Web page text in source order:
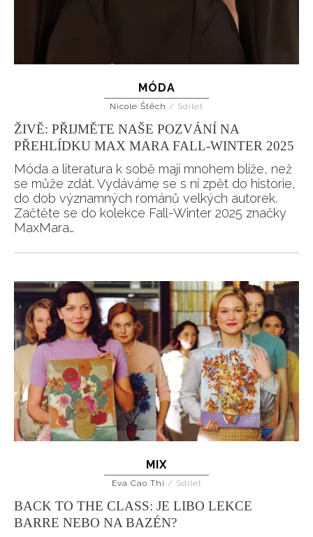
Obchodními
podmínkami společnosti BurdaMedia Extra s.r.o.
ochrany soukromí- BurdaMedia Extra s.r.o. bude s
Vašimi údaji pracovat zejména k organizaci a
vyhodnocení akce a zasílání novinek.
Chcete navíc dostávat i další zajímavé a exkluzivní
informace od našich partnerů? Pokud souhlasíte se
soukromí BurdaMedia Extra s.r.o., zaškrtněte toto pole.
MÓDA
Nicole Štěch / Sdílet
ŽIVĚ: PŘIJMĚTE NAŠE POZVÁNÍ NA
PŘEHLÍDKU MAX MARA FALL-WINTER 2025
Móda a literatura k sobě mají mnohem blíže, než
se může zdát. Vydáváme se s ní zpět do historie,
do dob významných románů velkých autorek.
Začtěte se do kolekce Fall-Winter 2025 značky
MaxMara…
MIX
Eva Cao Thi / Sdílet
BACK TO THE CLASS: JE LIBO LEKCE
BARRE NEBO NA BAZÉN?